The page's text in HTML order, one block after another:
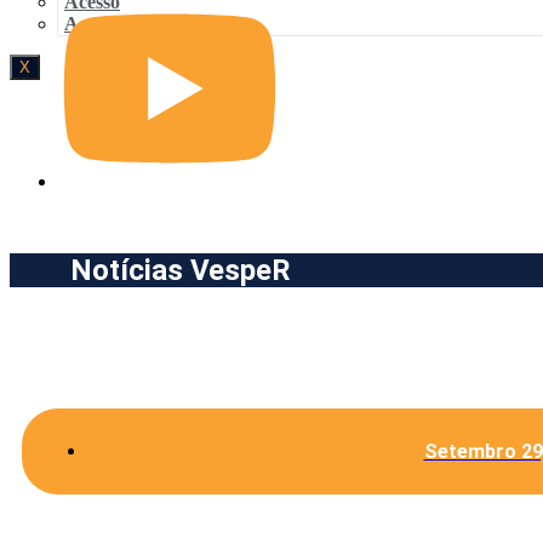
Acesso
X
Notícias VespeR
Setembro